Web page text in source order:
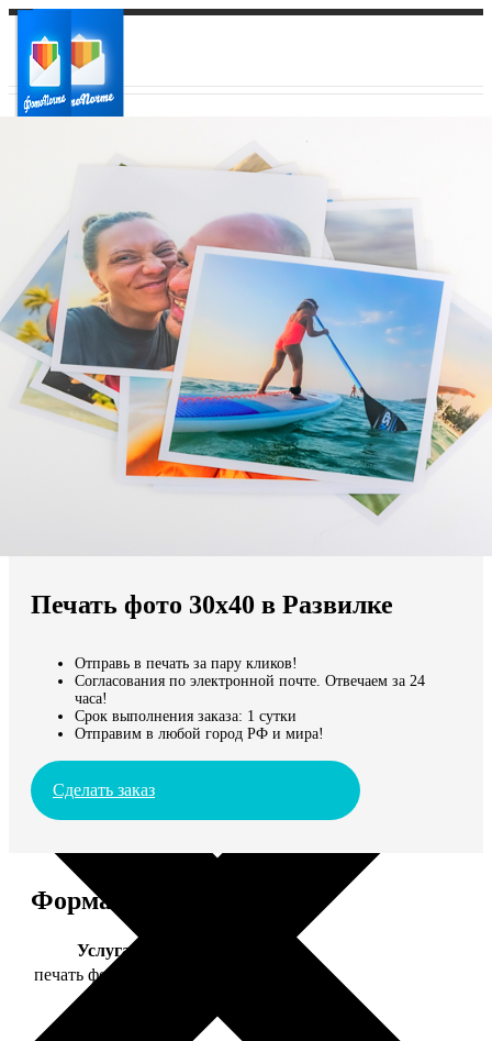
Ваш регион доставки
Выберите из списка:
Мы доставляем по всему миру
Продолжить без города
Печать фото 30х40 в Развилке
Отправь в печать за пару кликов!
Согласования по электронной почте. Отвечаем за 24
часа!
Срок выполнения заказа: 1 сутки
Отправим в любой город РФ и мира!
Сделать заказ
Форматы и цены
Услуга
печать фото 30х40